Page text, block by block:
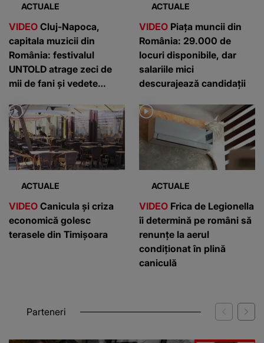
ACTUALE
VIDEO Cluj-Napoca,
capitala muzicii din
România: festivalul
UNTOLD atrage zeci de
mii de fani și vedete
ACTUALE
VIDEO Piața muncii din
România: 29.000 de
locuri disponibile, dar
salariile mici
descurajează candidații
ACTUALE
VIDEO Canicula și criza
economică golesc
terasele din Timișoara
ACTUALE
VIDEO Frica de Legionella
îi determină pe români să
renunțe la aerul
condiționat în plină
caniculă
Parteneri